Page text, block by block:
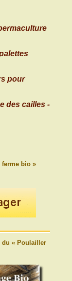
pour
des cailles -
ferme bio »
du « Poulailler